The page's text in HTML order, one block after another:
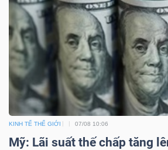
KINH TẾ THẾ GIỚI 07/08 10:06
Mỹ: Lãi suất thế chấp tăng
(-)
Tất cả Cổ phiếu
Lãnh
đạo
Tất cả Người nội bộ